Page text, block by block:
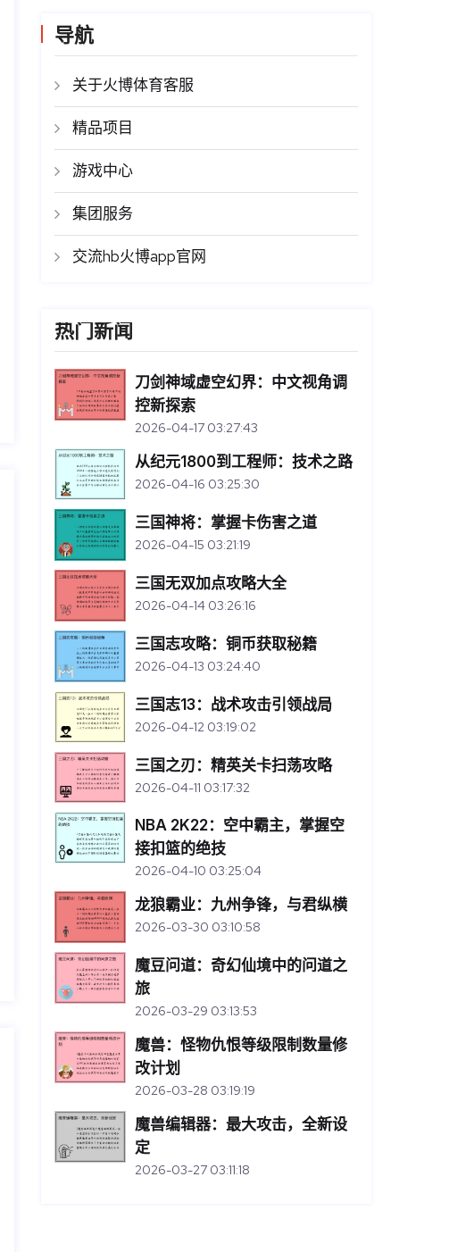
导航
关于火博体育客服
精品项目
游戏中心
集团服务
交流hb火博app官网
热门新闻
刀剑神域虚空幻界：中文视角调
控新探索
2026-04-17 03:27:43
从纪元1800到工程师：技术之路
2026-04-16 03:25:30
三国神将：掌握卡伤害之道
2026-04-15 03:21:19
三国无双加点攻略大全
2026-04-14 03:26:16
三国志攻略：铜币获取秘籍
2026-04-13 03:24:40
三国志13：战术攻击引领战局
2026-04-12 03:19:02
三国之刃：精英关卡扫荡攻略
2026-04-11 03:17:32
NBA 2K22：空中霸主，掌握空
接扣篮的绝技
2026-04-10 03:25:04
龙狼霸业：九州争锋，与君纵横
2026-03-30 03:10:58
魔豆问道：奇幻仙境中的问道之
旅
2026-03-29 03:13:53
魔兽：怪物仇恨等级限制数量修
改计划
2026-03-28 03:19:19
魔兽编辑器：最大攻击，全新设
定
2026-03-27 03:11:18